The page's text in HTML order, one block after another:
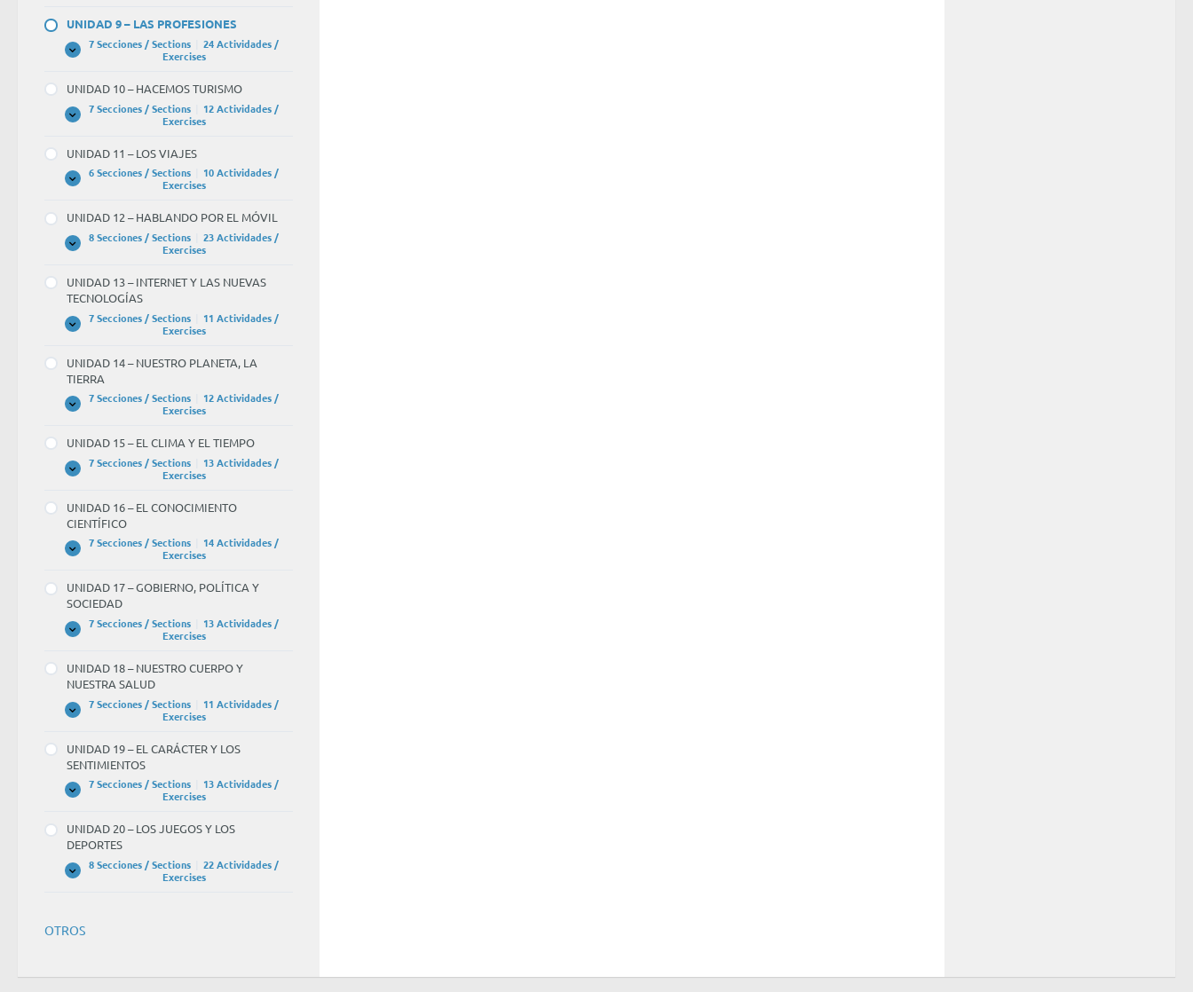
BUSCANDO
EMPLEO
UNIDAD 9 – LAS PROFESIONES
Expandir
UNIDAD
LAS
PROFESIONES
7 Secciones / Sections
24 Actividades /
Exercises
UNIDAD 10 – HACEMOS TURISMO
Expandir
UNIDAD
HACEMOS
TURISMO
7 Secciones / Sections
12 Actividades /
Exercises
UNIDAD 11 – LOS VIAJES
Expandir
UNIDAD
LOS
VIAJES
6 Secciones / Sections
10 Actividades /
Exercises
UNIDAD 12 – HABLANDO POR EL MÓVIL
Expandir
UNIDAD
HABLANDO
POR
MÓVIL
8 Secciones / Sections
23 Actividades /
Exercises
UNIDAD 13 – INTERNET Y LAS NUEVAS
TECNOLOGÍAS
Expandir
UNIDAD
INTERNET
Y
NUEVAS
TECNOLOGÍAS
7 Secciones / Sections
11 Actividades /
Exercises
UNIDAD 14 – NUESTRO PLANETA, LA
TIERRA
Expandir
UNIDAD
NUESTRO
PLANETA,
LA
7 Secciones / Sections
12 Actividades /
Exercises
UNIDAD 15 – EL CLIMA Y EL TIEMPO
Expandir
UNIDAD
EL
CLIMA
EL
TIEMPO
7 Secciones / Sections
13 Actividades /
Exercises
UNIDAD 16 – EL CONOCIMIENTO
CIENTÍFICO
Expandir
UNIDAD
EL
CONOCIMIENTO
7 Secciones / Sections
14 Actividades /
Exercises
UNIDAD 17 – GOBIERNO, POLÍTICA Y
SOCIEDAD
Expandir
UNIDAD
GOBIERNO,
POLÍTICA
SOCIEDAD
7 Secciones / Sections
13 Actividades /
Exercises
UNIDAD 18 – NUESTRO CUERPO Y
NUESTRA SALUD
Expandir
UNIDAD
NUESTRO
CUERPO
NUESTRA
SALUD
7 Secciones / Sections
11 Actividades /
Exercises
UNIDAD 19 – EL CARÁCTER Y LOS
SENTIMIENTOS
Expandir
UNIDAD
EL
CARÁCTER
LOS
SENTIMIENTOS
7 Secciones / Sections
13 Actividades /
Exercises
UNIDAD 20 – LOS JUEGOS Y LOS
DEPORTES
Expandir
UNIDAD
JUEGOS
Y
8 Secciones / Sections
22 Actividades /
Exercises
OTROS